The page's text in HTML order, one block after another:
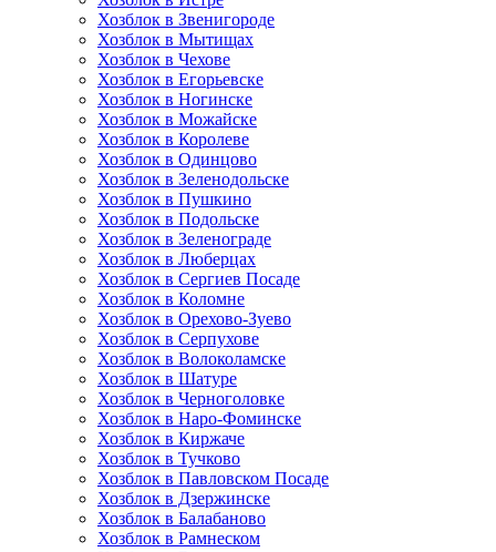
Хозблок в Звенигороде
Хозблок в Мытищах
Хозблок в Чехове
Хозблок в Егорьевске
Хозблок в Ногинске
Хозблок в Можайске
Хозблок в Королеве
Хозблок в Одинцово
Хозблок в Зеленодольске
Хозблок в Пушкино
Хозблок в Подольске
Хозблок в Зеленограде
Хозблок в Люберцах
Хозблок в Сергиев Посаде
Хозблок в Коломне
Хозблок в Орехово-Зуево
Хозблок в Серпухове
Хозблок в Волоколамске
Хозблок в Шатуре
Хозблок в Черноголовке
Хозблок в Наро-Фоминске
Хозблок в Киржаче
Хозблок в Тучково
Хозблок в Павловском Посаде
Хозблок в Дзержинске
Хозблок в Балабаново
Хозблок в Рамнеском